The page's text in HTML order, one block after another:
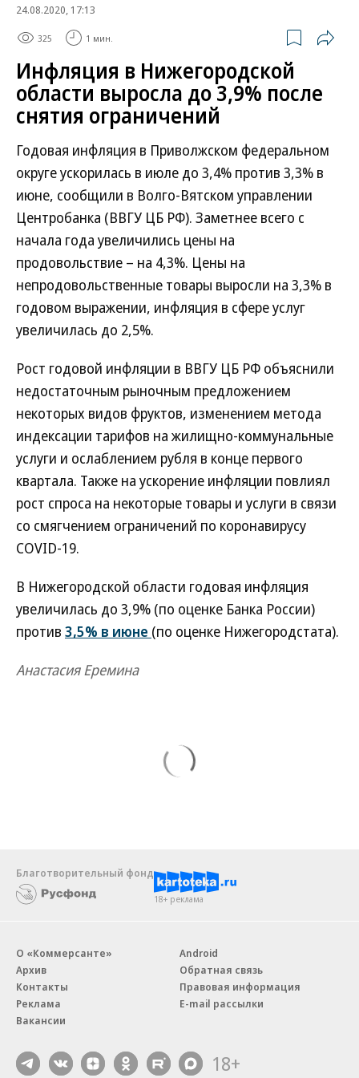
24.08.2020, 17:13
325 1 мин.
Инфляция в Нижегородской
области выросла до 3,9% после
снятия ограничений
Годовая инфляция в Приволжском федеральном
округе ускорилась в июле до 3,4% против 3,3% в
июне, сообщили в Волго-Вятском управлении
Центробанка (ВВГУ ЦБ РФ). Заметнее всего с
начала года увеличились цены на
продовольствие – на 4,3%. Цены на
непродовольственные товары выросли на 3,3% в
годовом выражении, инфляция в сфере услуг
увеличилась до 2,5%.
Рост годовой инфляции в ВВГУ ЦБ РФ объяснили
недостаточным рыночным предложением
некоторых видов фруктов, изменением метода
индексации тарифов на жилищно-коммунальные
услуги и ослаблением рубля в конце первого
квартала. Также на ускорение инфляции повлиял
рост спроса на некоторые товары и услуги в связи
со смягчением ограничений по коронавирусу
COVID-19.
В Нижегородской области годовая инфляция
увеличилась до 3,9% (по оценке Банка России)
против 3,5% в июне (по оценке Нижегородстата).
Анастасия Еремина
Благотворительный фонд
18+ реклама
О «Коммерсанте»
Архив
Контакты
Реклама
Вакансии
Android
Обратная связь
Правовая информация
E-mail рассылки
18+